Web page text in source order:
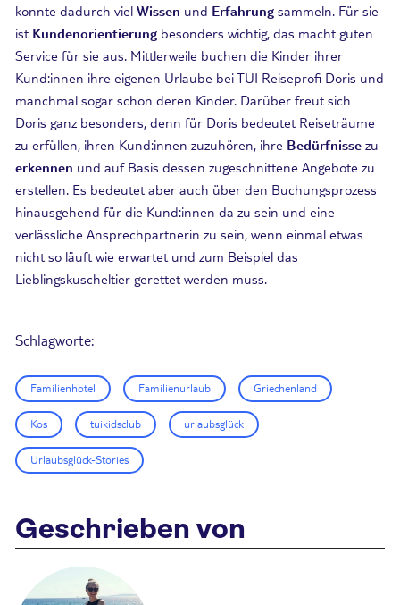
konnte dadurch viel Wissen und Erfahrung sammeln. Für sie
ist Kundenorientierung besonders wichtig, das macht guten
Service für sie aus. Mittlerweile buchen die Kinder ihrer
Kund:innen ihre eigenen Urlaube bei TUI Reiseprofi Doris und
manchmal sogar schon deren Kinder. Darüber freut sich
Doris ganz besonders, denn für Doris bedeutet Reiseträume
zu erfüllen, ihren Kund:innen zuzuhören, ihre Bedürfnisse zu
erkennen und auf Basis dessen zugeschnittene Angebote zu
erstellen. Es bedeutet aber auch über den Buchungsprozess
hinausgehend für die Kund:innen da zu sein und eine
verlässliche Ansprechpartnerin zu sein, wenn einmal etwas
nicht so läuft wie erwartet und zum Beispiel das
Lieblingskuscheltier gerettet werden muss.
Schlagworte:
Familienhotel Familienurlaub Griechenland
Kos tuikidsclub urlaubsglück
Urlaubsglück-Stories
Geschrieben von